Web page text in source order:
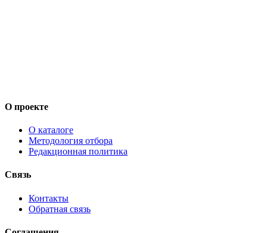
О проекте
О каталоге
Методология отбора
Редакционная политика
Связь
Контакты
Обратная связь